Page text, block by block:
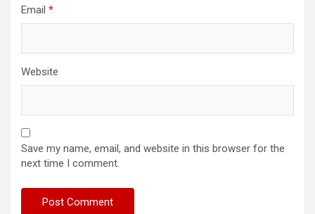
Email *
Website
Save my name, email, and website in this browser for the
next time I comment.